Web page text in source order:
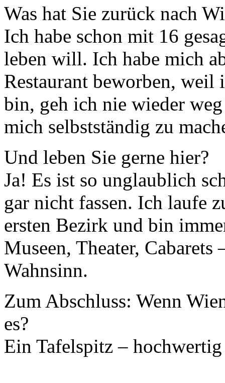
Was hat Sie zurück nach
Ich habe schon mit 16
leben will. Ich habe mich
Restaurant beworben,
bin, geh ich nie wieder
mich selbstständig zu
Und leben Sie gerne hier?
Ja! Es ist so unglaublich
gar nicht fassen. Ich laufe
ersten Bezirk und bin
Museen, Theater,
Wahnsinn.
Zum Abschluss: Wenn
es?
Ein Tafelspitz –